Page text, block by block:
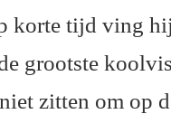
korte tijd ving
grootste
zitten om op